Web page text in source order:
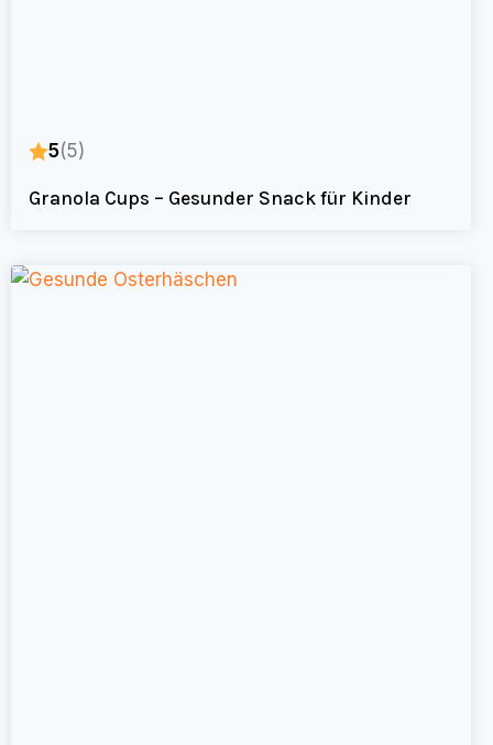
5(5)
Granola Cups – Gesunder Snack für Kinder